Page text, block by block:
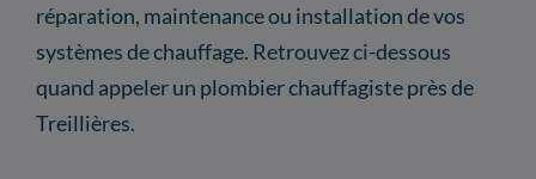
réparation, maintenance ou installation de vos
systèmes de chauffage. Retrouvez ci-dessous
quand appeler un plombier chauffagiste près de
Treillières.